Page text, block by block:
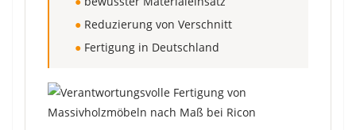
● Reduzierung von Verschnitt
● Fertigung in Deutschland